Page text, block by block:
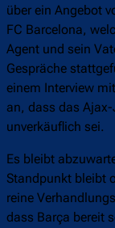
über ein Angebot
FC Barcelona,
Agent und sein
Gespräche
einem Interview
an, dass das
unverkäuflich sei.
Es bleibt
Standpunkt bleibt
reine
dass Barça bereit